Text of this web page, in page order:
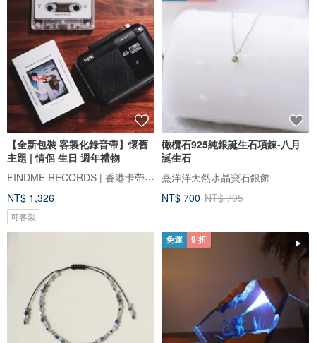
【全新包裝 客製化錄音帶】懷舊
主題 | 情侶 生日 週年禮物
FINDME RECORDS | 香港卡帶唱片生活店
NT$ 1,326
可客製
橄欖石925純銀誕生石項鍊-八月
誕生石
熹洋洋天然水晶寶石銀飾
NT$ 700 NT$ 795
免運 9 折